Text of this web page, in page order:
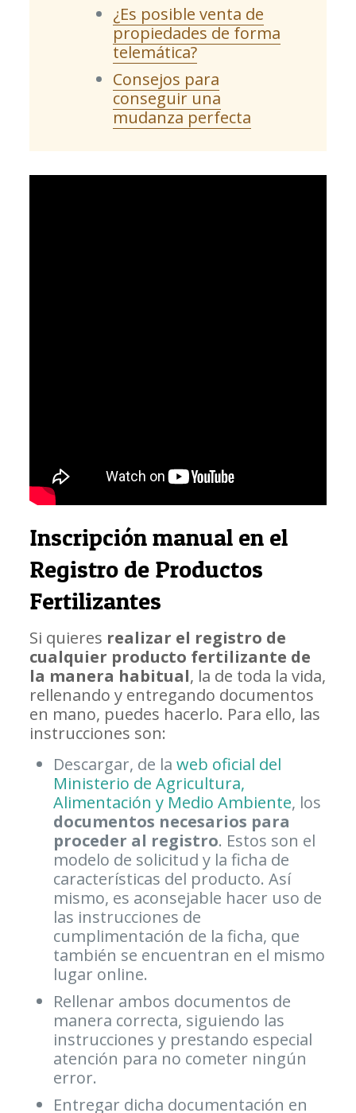
¿Es posible venta de
propiedades de forma
telemática?
Consejos para
conseguir una
mudanza perfecta
Inscripción manual en el
Registro de Productos
Fertilizantes
Si quieres realizar el registro de
cualquier producto fertilizante de
la manera habitual, la de toda la vida,
rellenando y entregando documentos
en mano, puedes hacerlo. Para ello, las
instrucciones son:
Descargar, de la web oficial del
Ministerio de Agricultura,
Alimentación y Medio Ambiente, los
documentos necesarios para
proceder al registro. Estos son el
modelo de solicitud y la ficha de
características del producto. Así
mismo, es aconsejable hacer uso de
las instrucciones de
cumplimentación de la ficha, que
también se encuentran en el mismo
lugar online.
Rellenar ambos documentos de
manera correcta, siguiendo las
instrucciones y prestando especial
atención para no cometer ningún
error.
Entregar dicha documentación en